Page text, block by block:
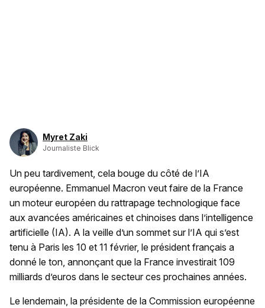
Myret Zaki
Journaliste Blick
Un peu tardivement, cela bouge du côté de l’IA
européenne. Emmanuel Macron veut faire de la France
un moteur européen du rattrapage technologique face
aux avancées américaines et chinoises dans l’intelligence
artificielle (IA). A la veille d’un sommet sur l’IA qui s’est
tenu à Paris les 10 et 11 février, le président français a
donné le ton, annonçant que la France investirait 109
milliards d’euros dans le secteur ces prochaines années.
Le lendemain, la présidente de la Commission européenne